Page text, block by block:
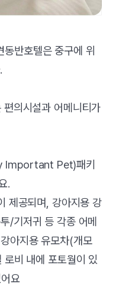
반호텔은 중구에 위
의시설과 어메니티가
Important Pet)패키
.
제공되며, 강아지용 강
/기저귀 등 각종 어메
아지용 유모차(개모
비 내에 포토월이 있
요